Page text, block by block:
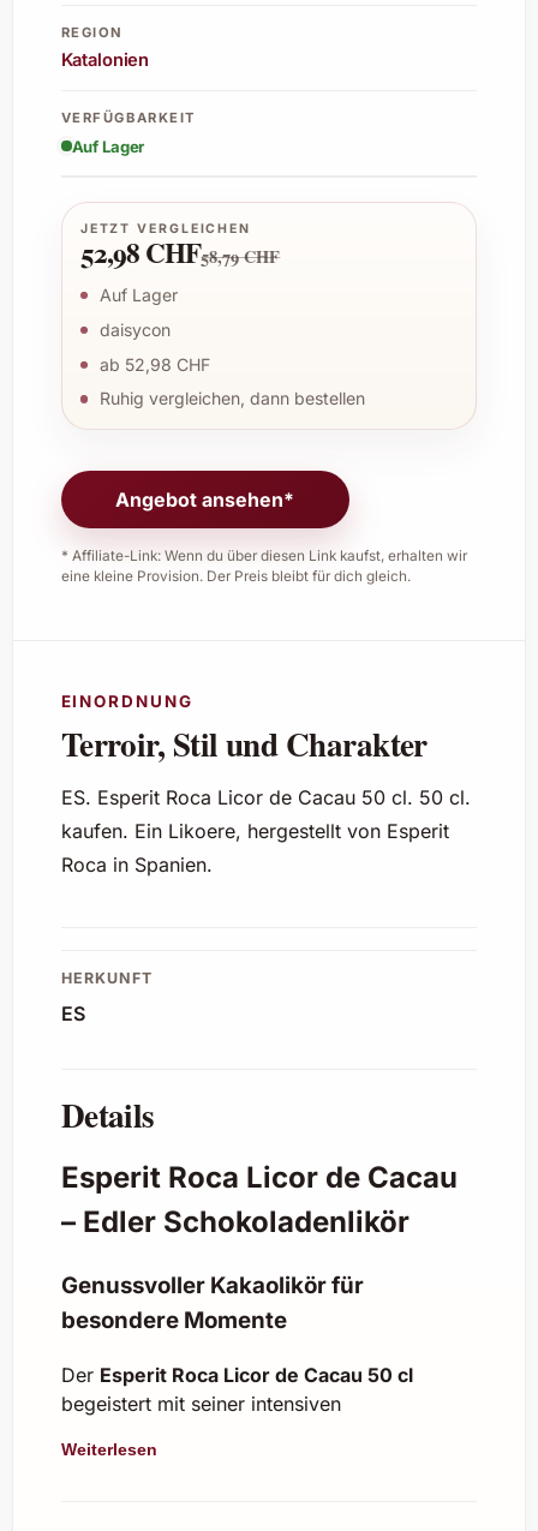
REGION
Katalonien
VERFÜGBARKEIT
Auf Lager
JETZT VERGLEICHEN
52,98 CHF58,79 CHF
Auf Lager
daisycon
ab 52,98 CHF
Ruhig vergleichen, dann bestellen
Angebot ansehen*
* Affiliate-Link: Wenn du über diesen Link kaufst, erhalten wir
eine kleine Provision. Der Preis bleibt für dich gleich.
EINORDNUNG
Terroir, Stil und Charakter
ES. Esperit Roca Licor de Cacau 50 cl. 50 cl.
kaufen. Ein Likoere, hergestellt von Esperit
Roca in Spanien.
HERKUNFT
ES
Details
Esperit Roca Licor de Cacau
– Edler Schokoladenlikör
Genussvoller Kakaolikör für
besondere Momente
Der Esperit Roca Licor de Cacau 50 cl
begeistert mit seiner intensiven
ausgewogenen Geschmack. Dieser Likör
Weiterlesen